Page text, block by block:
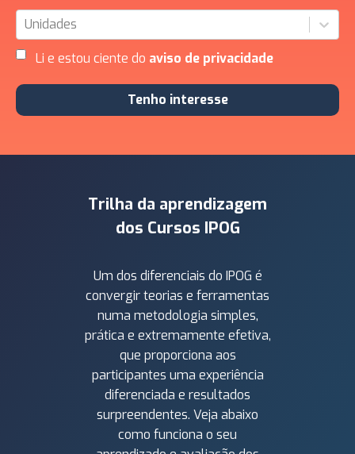
Unidades
Li e estou ciente do aviso de privacidade
Tenho interesse
Trilha da aprendizagem
dos Cursos IPOG
Um dos diferenciais do IPOG é
convergir teorias e ferramentas
numa metodologia simples,
prática e extremamente efetiva,
que proporciona aos
participantes uma experiência
diferenciada e resultados
surpreendentes. Veja abaixo
como funciona o seu